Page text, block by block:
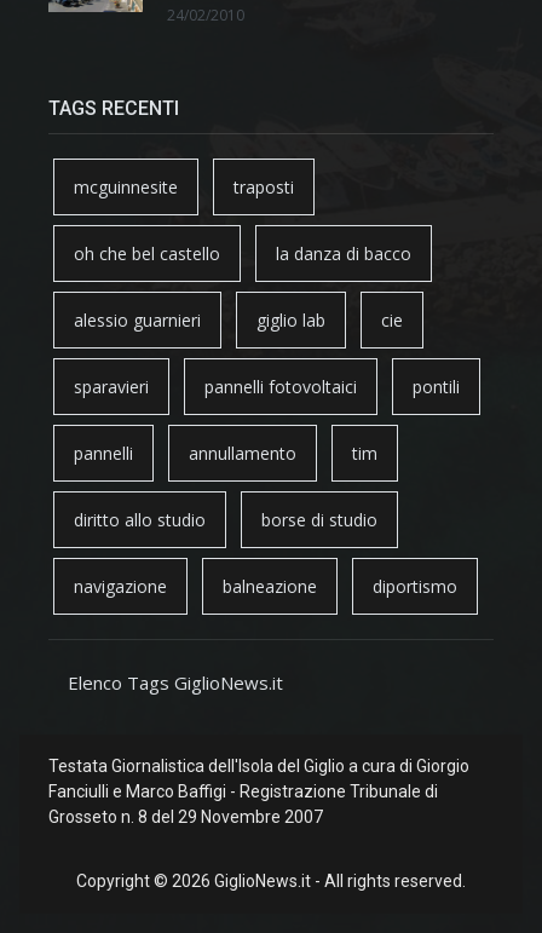
24/02/2010
TAGS RECENTI
mcguinnesite traposti
oh che bel castello la danza di bacco
alessio guarnieri giglio lab cie
sparavieri pannelli fotovoltaici pontili
pannelli annullamento tim
diritto allo studio borse di studio
navigazione balneazione diportismo
Elenco Tags GiglioNews.it
Testata Giornalistica dell'Isola del Giglio a cura di Giorgio
Fanciulli e Marco Baffigi - Registrazione Tribunale di
Grosseto n. 8 del 29 Novembre 2007
Copyright © 2026 GiglioNews.it - All rights reserved.